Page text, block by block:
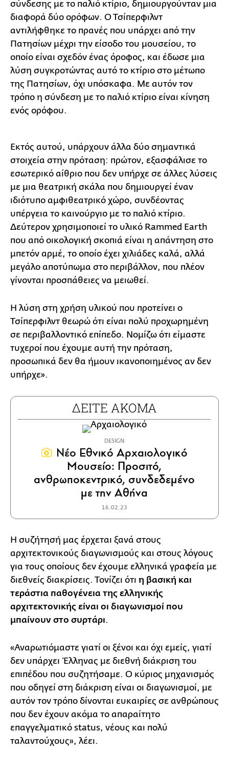
σύνδεσης με το παλιό κτίριο, δημιουργούνταν μια
διαφορά δύο ορόφων. Ο Τσίπερφιλντ
αντιλήφθηκε το πρανές που υπάρχει από την
Πατησίων μέχρι την είσοδο του μουσείου, το
οποίο είναι σχεδόν ένας όροφος, και έδωσε μια
λύση συγκροτώντας αυτό το κτίριο στο μέτωπο
της Πατησίων, όχι υπόσκαφα. Με αυτόν τον
τρόπο η σύνδεση με το παλιό κτίριο είναι κίνηση
ενός ορόφου.
Εκτός αυτού, υπάρχουν άλλα δύο σημαντικά
στοιχεία στην πρόταση: πρώτον, εξασφάλισε το
εσωτερικό αίθριο που δεν υπήρχε σε άλλες λύσεις
με μια θεατρική σκάλα που δημιουργεί έναν
ιδιότυπο αμφιθεατρικό χώρο, συνδέοντας
υπέργεια το καινούργιο με το παλιό κτίριο.
Δεύτερον χρησιμοποιεί το υλικό Rammed Εarth
που από οικολογική σκοπιά είναι η απάντηση στο
μπετόν αρμέ, το οποίο έχει χιλιάδες καλά, αλλά
μεγάλο αποτύπωμα στο περιβάλλον, που πλέον
γίνονται προσπάθειες να μειωθεί.
Η λύση στη χρήση υλικού που προτείνει ο
Τσίπερφιλντ θεωρώ ότι είναι πολύ προχωρημένη
σε περιβαλλοντικό επίπεδο. Νομίζω ότι είμαστε
τυχεροί που έχουμε αυτή την πρόταση,
προσωπικά δεν θα ήμουν ικανοποιημένος αν δεν
υπήρχε».
ΔΕΙΤΕ ΑΚΟΜΑ
DESIGN
Νέο Εθνικό Αρχαιολογικό
Μουσείο: Προσιτό,
ανθρωποκεντρικό, συνδεδεμένο
με την Αθήνα
16.02.23
Η συζήτησή μας έρχεται ξανά στους
αρχιτεκτονικούς διαγωνισμούς και στους λόγους
για τους οποίους δεν έχουμε ελληνικά γραφεία με
διεθνείς διακρίσεις. Τονίζει ότι η βασική και
τεράστια παθογένεια της ελληνικής
αρχιτεκτονικής είναι οι διαγωνισμοί που
μπαίνουν στο συρτάρι.
«Αναρωτιόμαστε γιατί οι ξένοι και όχι εμείς, γιατί
δεν υπάρχει Έλληνας με διεθνή διάκριση του
επιπέδου που συζητήσαμε. Ο κύριος μηχανισμός
που οδηγεί στη διάκριση είναι οι διαγωνισμοί, με
αυτόν τον τρόπο δίνονται ευκαιρίες σε ανθρώπους
που δεν έχουν ακόμα το απαραίτητο
επαγγελματικό status, νέους και πολύ
ταλαντούχους», λέει.